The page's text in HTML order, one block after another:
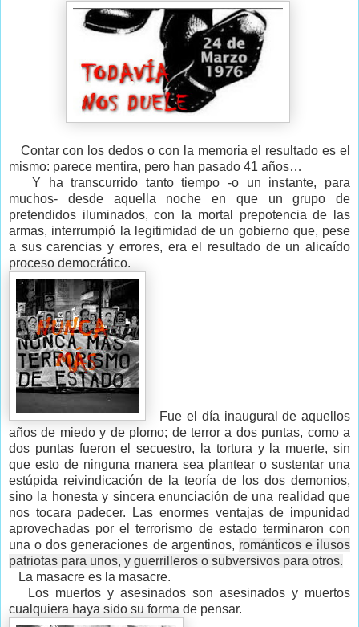
Contar con los dedos o con la memoria el resultado es el
mismo: parece mentira, pero han pasado 41 años…
Y ha transcurrido tanto tiempo -o un instante, para
muchos- desde aquella noche en que un grupo de
pretendidos iluminados, con la mortal prepotencia de las
armas, interrumpió la legitimidad de un gobierno que, pese
a sus carencias y errores, era el resultado de un alicaído
proceso democrático.
Fue el día inaugural de aquellos
años de miedo y de plomo; de terror a dos puntas, como a
dos puntas fueron el secuestro, la tortura y la muerte, sin
que esto de ninguna manera sea plantear o sustentar una
estúpida reivindicación de la teoría de los dos demonios,
sino la honesta y sincera enunciación de una realidad que
nos tocara padecer. Las enormes ventajas de impunidad
aprovechadas por el terrorismo de estado terminaron con
una o dos generaciones de argentinos, románticos e ilusos
patriotas para unos, y guerrilleros o subversivos para otros.
La masacre es la masacre.
Los muertos y asesinados son asesinados y muertos
cualquiera haya sido su forma de pensar.